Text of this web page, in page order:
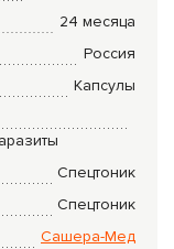
24 месяца
Россия
Капсулы
Спецтоник
Спецтоник
Сашера-Мед